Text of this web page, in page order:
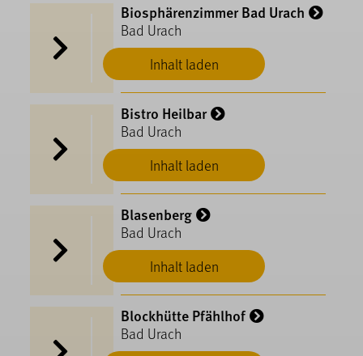
Inhalt laden
Biosphärenzimmer Bad Urach
Bad Urach
Inhalt laden
Bistro Heilbar
Bad Urach
Inhalt laden
Blasenberg
Bad Urach
Blockhütte Pfählhof
Bad Urach